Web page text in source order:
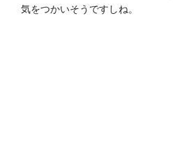
気をつかいそうですしね。